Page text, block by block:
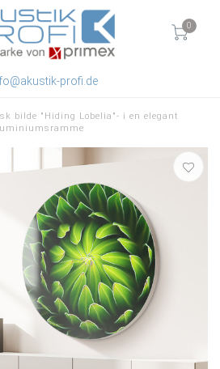
0
profi.de
bilde "Hiding Lobelia"- i en elegant